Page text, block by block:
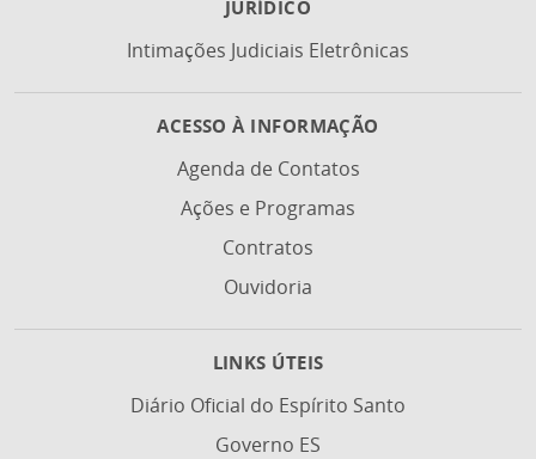
JURÍDICO
Intimações Judiciais Eletrônicas
ACESSO À INFORMAÇÃO
Agenda de Contatos
Ações e Programas
Contratos
Ouvidoria
LINKS ÚTEIS
Diário Oficial do Espírito Santo
Governo ES